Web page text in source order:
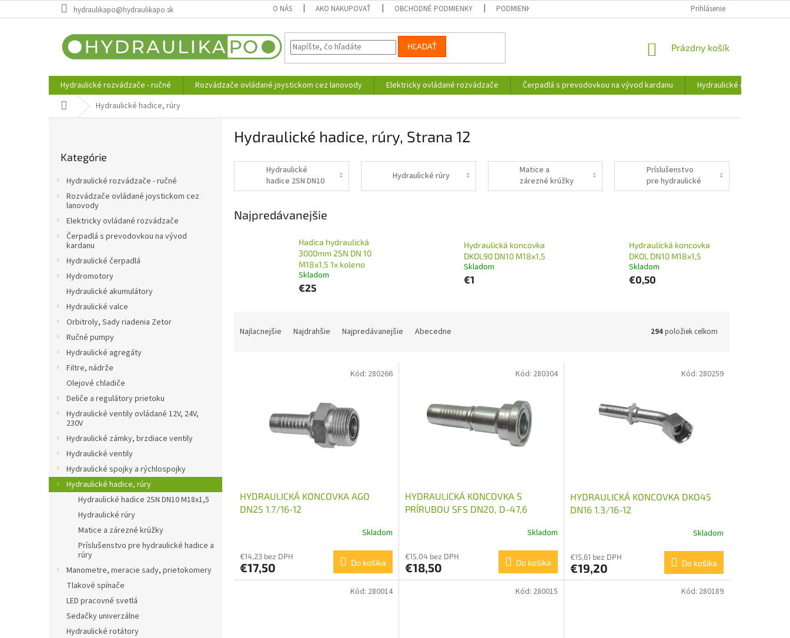
na
hydraulikapo@hydraulikapo.sk O NÁS AKO NAKUPOVAŤ OBCHODNÉ PODMIENKY PODMIENKY OCHRANY OSOBNÝCH ÚDAJOV INFORMÁCIE O SÚBOROCH COOKIES
Prihlásenie
HĽADAŤ
NÁKUPNÝ
Prázdny košík
Hydraulické rozvádzače - ručné Rozvádzače ovládané joystickom cez lanovody Elektricky ovládané rozvádzače Čerpadlá s prevodovkou na vývod kardanu
Hydraulické čerpadlá
DomovHydraulické hadice, rúry
kategórie
Kategórie
Hydraulické rozvádzače - ručné
Rozvádzače ovládané joystickom cez
lanovody
Elektricky ovládané rozvádzače
Čerpadlá s prevodovkou na vývod
kardanu
Hydraulické čerpadlá
Hydromotory
Hydraulické akumulátory
Hydraulické valce
Orbitroly, Sady riadenia Zetor
Ručné pumpy
Hydraulické agregáty
Filtre, nádrže
Olejové chladiče
Deliče a regulátory prietoku
Hydraulické ventily ovládané 12V, 24V,
230V
Hydraulické zámky, brzdiace ventily
Hydraulické ventily
Hydraulické spojky a rýchlospojky
Hydraulické hadice, rúry
Hydraulické hadice 2SN DN10 M18x1,5
Hydraulické rúry
Matice a zárezné krúžky
Príslušenstvo pre hydraulické hadice a
rúry
Manometre, meracie sady, prietokomery
Tlakové spínače
LED pracovné svetlá
Sedačky univerzálne
Hydraulické rotátory
Hydraulické hadice, rúry, Strana 12
Hydraulické
hadice 2SN DN10
M18x1,5
Hydraulické rúry
Matice a
zárezné krúžky
Príslušenstvo
pre hydraulické
hadice a rúry
Najpredávanejšie
Hadica hydraulická
3000mm 2SN DN 10
M18x1,5 1x koleno
Skladom
€25
Hydraulická koncovka
DKOL90 DN10 M18x1,5
Skladom
€1
Hydraulická koncovka
DKOL DN10 M18x1,5
Skladom
€0,50
Najlacnejšie Najdrahšie Najpredávanejšie Abecedne 294položiek celkom
HYDRAULICKÁ KONCOVKA AGO
DN25 1.7/16-12
Skladom
€14,23 bez DPH
€17,50 Do košíka
Kód: 280266
HYDRAULICKÁ KONCOVKA S
PRÍRUBOU SFS DN20, D-47,6
Skladom
€15,04 bez DPH
€18,50 Do košíka
Kód: 280304
HYDRAULICKÁ KONCOVKA DKO45
DN16 1.3/16-12
Skladom
€15,61 bez DPH
€19,20 Do košíka
Kód: 280259
Kód: 280014 Kód: 280015 Kód: 280189